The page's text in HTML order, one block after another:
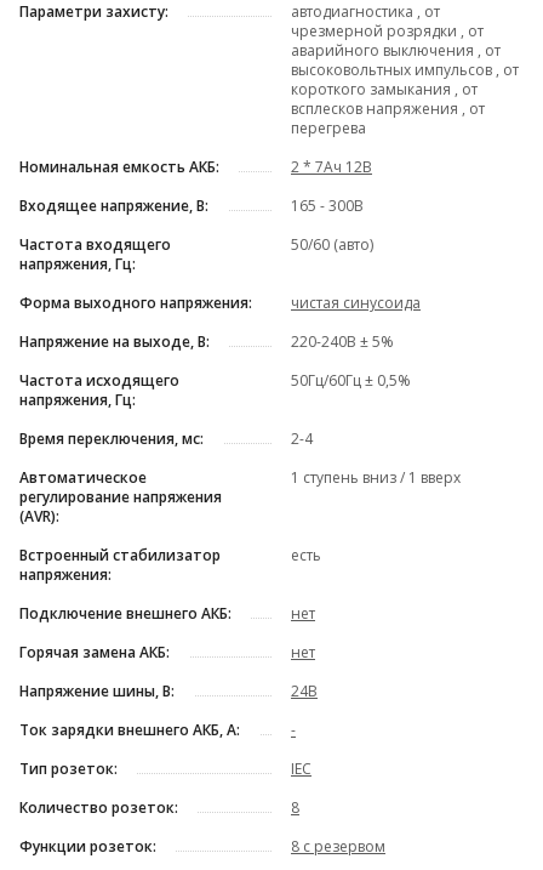
Параметри захисту:
автодиагностика , от
чрезмерной розрядки , от
аварийного выключения , от
высоковольтных импульсов , от
короткого замыкания , от
всплесков напряжения , от
перегрева
Номинальная емкость АКБ:
2 * 7Ач 12В
Входящее напряжение, В:
165 - 300В
Частота входящего
напряжения, Гц:
50/60 (авто)
Форма выходного напряжения:
чистая синусоида
Напряжение на выходе, В:
220-240В ± 5%
Частота исходящего
напряжения, Гц:
50Гц/60Гц ± 0,5%
Время переключения, мс:
2-4
Автоматическое
регулирование напряжения
(AVR):
1 ступень вниз / 1 вверх
Встроенный стабилизатор
напряжения:
есть
Подключение внешнего АКБ:
нет
Горячая замена АКБ:
нет
Напряжение шины, В:
24В
Ток зарядки внешнего АКБ, А:
-
Тип розеток:
IEC
Количество розеток:
8
Функции розеток:
8 с резервом